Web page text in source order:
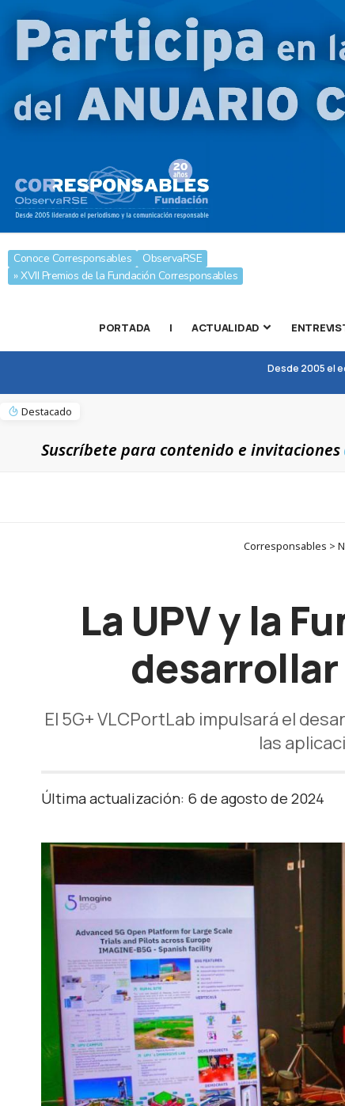
Conoce Corresponsables
ObservaRSE
» XVII Premios de la Fundación Corresponsables
PORTADA | ACTUALIDAD
Desde 2005 el
Destacado
Suscríbete para contenido e invitaciones
Corresponsables >
La UPV y la
El 5G+ VLCPortLab impulsará el
las
Última actualización: 6 de agosto de 2024